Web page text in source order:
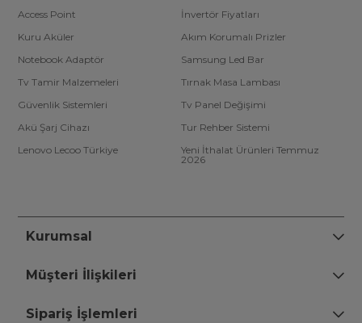
Access Point
İnvertör Fiyatları
Kuru Aküler
Akım Korumalı Prizler
Notebook Adaptör
Samsung Led Bar
Tv Tamir Malzemeleri
Tırnak Masa Lambası
Güvenlik Sistemleri
Tv Panel Değişimi
Akü Şarj Cihazı
Tur Rehber Sistemi
Lenovo Lecoo Türkiye
Yeni İthalat Ürünleri Temmuz
2026
Kurumsal
Müşteri İlişkileri
Sipariş İşlemleri